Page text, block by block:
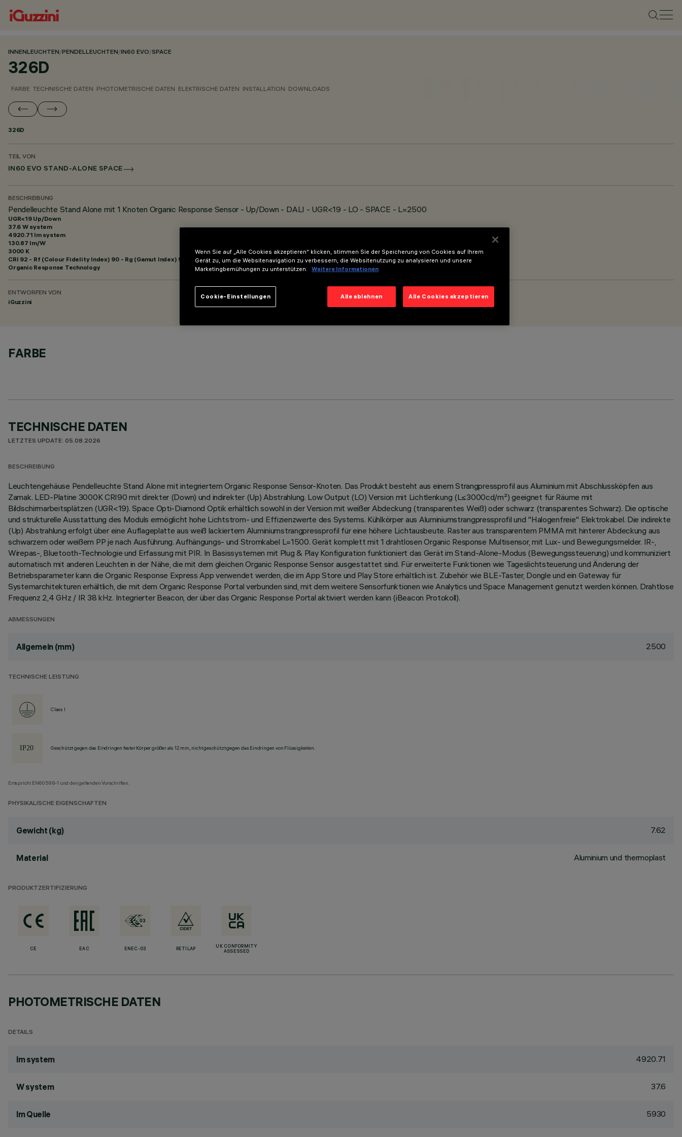
INNENLEUCHTEN/PENDELLEUCHTEN/IN60 EVO/SPACE
326D
FARBE TECHNISCHE DATEN PHOTOMETRISCHE DATEN ELEKTRISCHE DATEN INSTALLATION DOWNLOADS
326D
TEIL VON
IN60 EVO STAND-ALONE SPACE
BESCHREIBUNG
Pendelleuchte Stand Alone mit 1 Knoten Organic Response Sensor - Up/Down - DALI - UGR<19 - LO - SPACE - L=2500
UGR<19 Up/Down
37.6 W system
4920.71 lm system
130.87 lm/W
3000 K
CRI 92 - Rf (Colour Fidelity Index) 90 - Rg (Gamut Index) 96
Organic Response Technology
ENTWORFEN VON
iGuzzini
FARBE
TECHNISCHE DATEN
LETZTES UPDATE: 05.08.2026
BESCHREIBUNG
Leuchtengehäuse Pendelleuchte Stand Alone mit integriertem Organic Response Sensor-Knoten. Das Produkt besteht aus einem Strangpressprofil aus Aluminium mit Abschlussköpfen aus
Zamak. LED-Platine 3000K CRI90 mit direkter (Down) und indirekter (Up) Abstrahlung. Low Output (LO) Version mit Lichtlenkung (L≤3000cd/m²) geeignet für Räume mit
Bildschirmarbeitsplätzen (UGR<19). Space Opti-Diamond Optik erhältlich sowohl in der Version mit weißer Abdeckung (transparentes Weiß) oder schwarz (transparentes Schwarz). Die optische
und strukturelle Ausstattung des Moduls ermöglicht hohe Lichtstrom- und Effizienzwerte des Systems. Kühlkörper aus Aluminiumstrangpressprofil und "Halogenfreie" Elektrokabel. Die indirekte
(Up) Abstrahlung erfolgt über eine Auflageplatte aus weiß lackiertem Aluminiumstrangpressprofil für eine höhere Lichtausbeute. Raster aus transparentem PMMA mit hinterer Abdeckung aus
schwarzem oder weißem PP je nach Ausführung. Aufhängungs- und Stromkabel L=1500. Gerät komplett mit 1 drahtlosen Organic Response Multisensor, mit Lux- und Bewegungsmelder. IR-,
Wirepas-, Bluetooth-Technologie und Erfassung mit PIR. In Basissystemen mit Plug & Play Konfiguration funktioniert das Gerät im Stand-Alone-Modus (Bewegungssteuerung) und kommuniziert
automatisch mit anderen Leuchten in der Nähe, die mit dem gleichen Organic Response Sensor ausgestattet sind. Für erweiterte Funktionen wie Tageslichtsteuerung und Änderung der
Betriebsparameter kann die Organic Response Express App verwendet werden, die im App Store und Play Store erhältlich ist. Zubehör wie BLE-Taster, Dongle und ein Gateway für
Systemarchitekturen erhältlich, die mit dem Organic Response Portal verbunden sind, mit dem weitere Sensorfunktionen wie Analytics und Space Management genutzt werden können. Drahtlose
Frequenz 2,4 GHz / IR 38 kHz. Integrierter Beacon, der über das Organic Response Portal aktiviert werden kann (iBeacon Protokoll).
ABMESSUNGEN
Allgemein (mm) 2500
TECHNISCHE LEISTUNG
Class I
Geschützt gegen das Eindringen fester Körper größer als 12 mm, nicht geschützt gegen das Eindringen von Flüssigkeiten.
Entspricht EN60598-1 und den geltenden Vorschriften.
PHYSIKALISCHE EIGENSCHAFTEN
Gewicht (kg) 7.62
Material Aluminium und thermoplast
PRODUKTZERTIFIZIERUNG
CE EAC ENEC-03 RETILAP
UK CONFORMITY
ASSESSED
PHOTOMETRISCHE DATEN
DETAILS
lm system 4920.71
W system 37.6
lm Quelle 5930
Wenn Sie auf „Alle Cookies akzeptieren“ klicken, stimmen Sie der Speicherung von Cookies auf Ihrem
Gerät zu, um die Websitenavigation zu verbessern, die Websitenutzung zu analysieren und unsere
Marketingbemühungen zu unterstützen.
Weitere Informationen
Alle ablehnen Alle Cookies akzeptieren
Cookie-Einstellungen